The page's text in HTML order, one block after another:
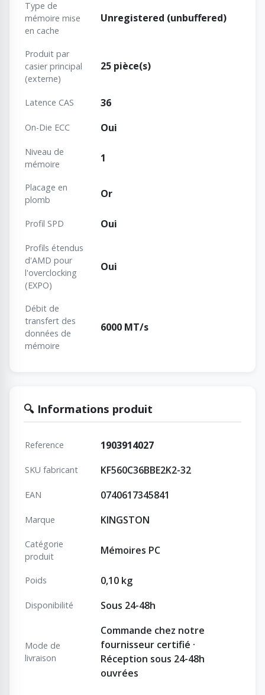
Type de
mémoire mise
en cache
Unregistered (unbuffered)
Produit par
casier principal
(externe)
25 pièce(s)
Latence CAS 36
On-Die ECC Oui
Niveau de
mémoire
1
Placage en
plomb
Or
Profil SPD Oui
Profils étendus
d'AMD pour
l'overclocking
(EXPO)
Oui
Débit de
transfert des
données de
mémoire
6000 MT/s
🔍 Informations produit
Reference 1903914027
SKU fabricant KF560C36BBE2K2-32
EAN 0740617345841
Marque KINGSTON
Catégorie
produit
Mémoires PC
Poids 0,10 kg
Disponibilité Sous 24-48h
Mode de
livraison
Commande chez notre
fournisseur certifié ·
Réception sous 24-48h
ouvrées